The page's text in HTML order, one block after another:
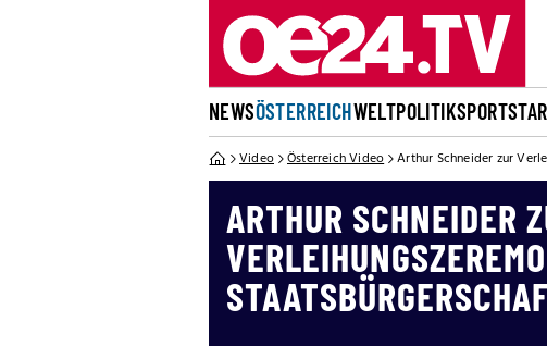
NEWSÖSTERREICHWELTPOLITIKSPORT
Video Österreich Video Arthur Schneider zur
ARTHUR SCHNEIDER